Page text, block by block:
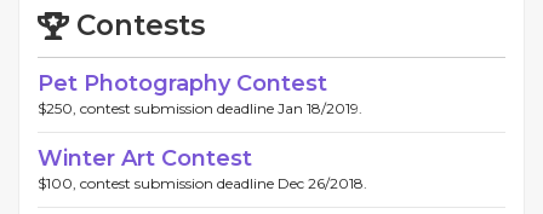
Contests
Pet Photography Contest
$250, contest submission deadline Jan 18/2019.
Winter Art Contest
$100, contest submission deadline Dec 26/2018.